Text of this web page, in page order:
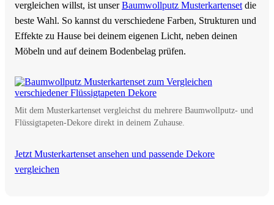
vergleichen willst, ist unserBaumwollputz Musterkartensetdie
beste Wahl. So kannst du verschiedene Farben, Strukturen und
Effekte zu Hause bei deinem eigenen Licht, neben deinen
Möbeln und auf deinem Bodenbelag prüfen.
Mit dem Musterkartenset vergleichst du mehrere Baumwollputz- und
Flüssigtapeten-Dekore direkt in deinem Zuhause.
Jetzt Musterkartenset ansehen und passende Dekore
vergleichen